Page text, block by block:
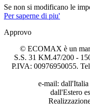
Se non si modificano le
Per saperne di piu'
Approvo
© ECOMAX è un
S.S. 31 KM.47/200 -
P.IVA: 00976950055.
e-mail:
dall'Estero